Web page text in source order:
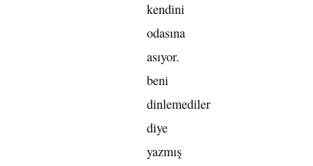
kendini
odasına
asıyor.
beni
dinlemediler
diye
yazmış